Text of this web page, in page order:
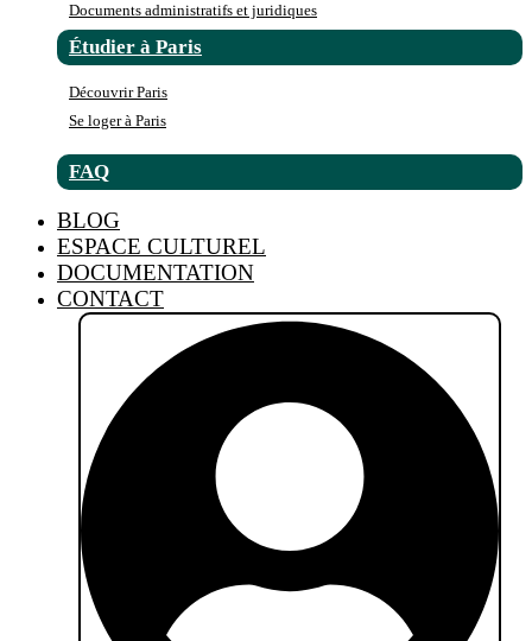
Documents administratifs et juridiques
Étudier à Paris
Découvrir Paris
Se loger à Paris
FAQ
BLOG
ESPACE CULTUREL
DOCUMENTATION
CONTACT